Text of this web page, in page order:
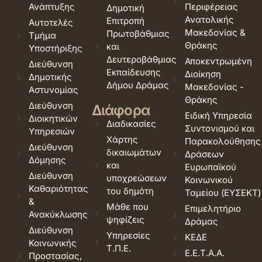
Ανάπτυξης
Αυτοτελές
Τμήμα
Υποστήριξης
Διεύθυνση
Δημοτικής
Αστυνομίας
Διεύθυνση
Διοικητικών
Υπηρεσιών
Διεύθυνση
Δόμησης
Διεύθυνση
Καθαριότητας
&
Ανακύκλωσης
Διεύθυνση
Κοινωνικής
Προστασίας,
Δημοτική
Επιτροπή
Πρωτοβάθμιας
και
Δευτεροβάθμιας
Εκπαίδευσης
Δήμου Δράμας
Διάφορα
Διαδικασίες
Χάρτης
δικαιωμάτων
και
υποχρεώσεων
του δημότη
Μάθε που
ψηφίζεις
Υπηρεσίες
Τ.Π.Ε.
Περιφέρειας
Ανατολικής
Μακεδονίας &
Θράκης
Αποκεντρωμένη
Διοίκηση
Μακεδονίας -
Θράκης
Ειδική Υπηρεσία
Συντονισμού και
Παρακολούθησης
Δράσεων
Ευρωπαϊκού
Κοινωνικού
Ταμείου (ΕΥΣΕΚΤ)
Επιμελητήριο
Δράμας
ΚΕΔΕ
Ε.Ε.Τ.Α.Α.